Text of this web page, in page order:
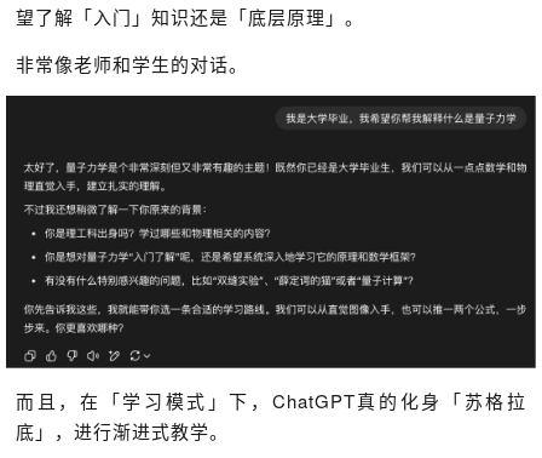
望了解「入门」知识还是「底层原理」。
非常像老师和学生的对话。
而且，在「学习模式」下，ChatGPT真的化身「苏格拉
底」，进行渐进式教学。